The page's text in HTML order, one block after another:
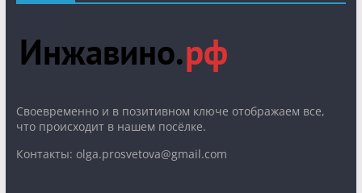
Cвоевременно и в позитивном ключе отображаем все,
что происходит в нашем посёлке.
Контакты: olga.prosvetova@gmail.com